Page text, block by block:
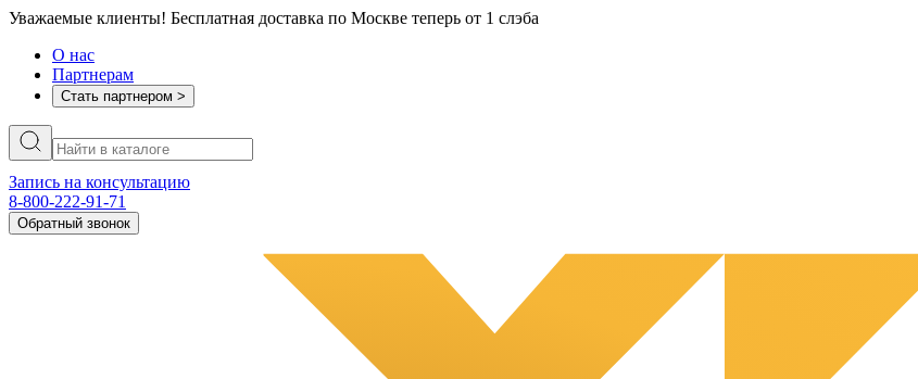
Уважаемые клиенты! Бесплатная доставка по Москве теперь от 1 слэба
О нас
Партнерам
Стать партнером >
Запись на консультацию
8-800-222-91-71
Обратный звонок